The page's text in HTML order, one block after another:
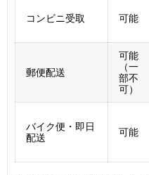
コンビニ受取 可能
郵便配送
可能
（一
部不
可）
バイク便・即日
配送
可能